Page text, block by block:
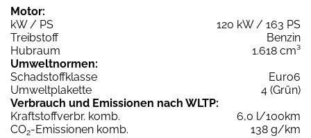
Motor:
kW / PS
120 kW / 163 PS
Treibstoff
Benzin
Hubraum
1.618 cm³
Umweltnormen:
Schadstoffklasse
Euro6
Umweltplakette
4 (Grün)
Verbrauch und Emissionen nach WLTP:
Kraftstoffverbr. komb.
6,0 l/100km
CO2-Emissionen komb.
138 g/km